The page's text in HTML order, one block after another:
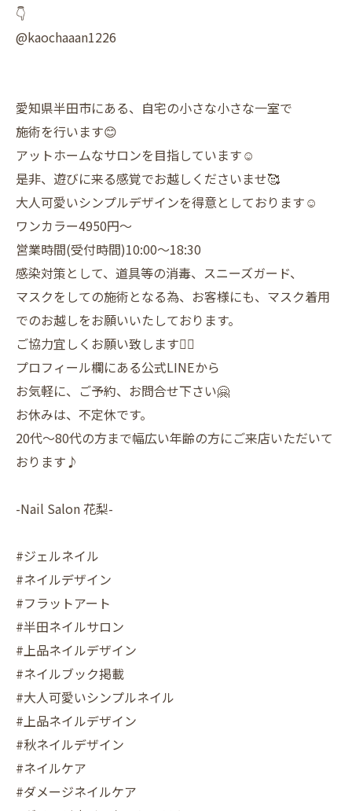
👇
@kaochaaan1226
愛知県半田市にある、自宅の小さな小さな一室で
施術を行います😊
アットホームなサロンを目指しています☺️
是非、遊びに来る感覚でお越しくださいませ🥰
大人可愛いシンプルデザインを得意としております☺️
ワンカラー4950円〜
営業時間(受付時間)10:00〜18:30
感染対策として、道具等の消毒、スニーズガード、
マスクをしての施術となる為、お客様にも、マスク着用
でのお越しをお願いいたしております。
ご協力宜しくお願い致します🙇‍♀️
プロフィール欄にある公式LINEから
お気軽に、ご予約、お問合せ下さい🤗
お休みは、不定休です。
20代〜80代の方まで幅広い年齢の方にご来店いただいて
おります♪
-Nail Salon 花梨-
#ジェルネイル
#ネイルデザイン
#フラットアート
#半田ネイルサロン
#上品ネイルデザイン
#ネイルブック掲載
#大人可愛いシンプルネイル
#上品ネイルデザイン
#秋ネイルデザイン
#ネイルケア
#ダメージネイルケア